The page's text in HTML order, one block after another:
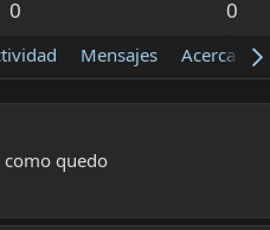
0 0
Mensajes Acerca de
como quedo